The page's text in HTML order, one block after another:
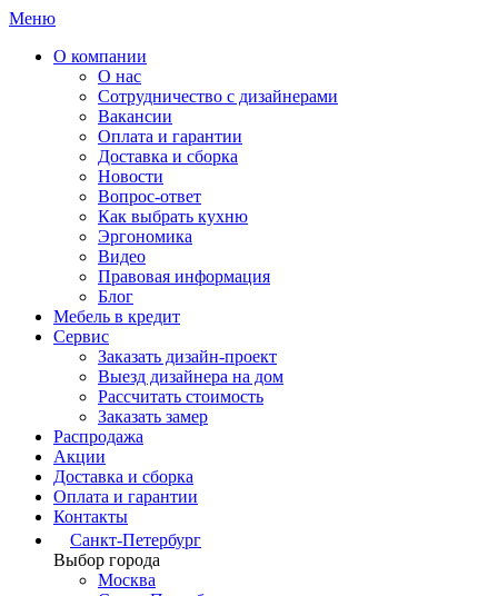
Меню
О компании
О нас
Сотрудничество с дизайнерами
Вакансии
Оплата и гарантии
Доставка и сборка
Новости
Вопрос-ответ
Как выбрать кухню
Эргономика
Видео
Правовая информация
Блог
Мебель в кредит
Сервис
Заказать дизайн-проект
Выезд дизайнера на дом
Рассчитать стоимость
Заказать замер
Распродажа
Акции
Доставка и сборка
Оплата и гарантии
Контакты
Санкт-Петербург
Выбор города
Москва